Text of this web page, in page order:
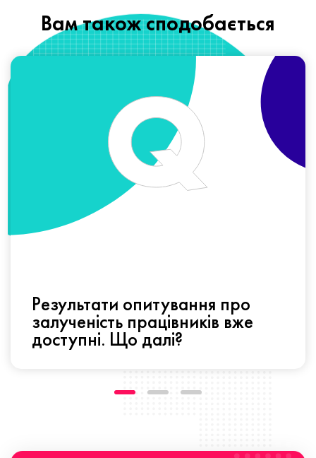
Вам також сподобається
Результати опитування про
залученість працівників вже
доступні. Що далі?